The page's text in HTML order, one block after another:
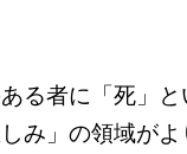
る者に「死」
み」の領域がよ